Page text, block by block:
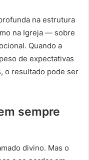
na estrutura
na Igreja — sobre
Quando a
de expectativas
o resultado pode ser
sempre
divino. Mas o